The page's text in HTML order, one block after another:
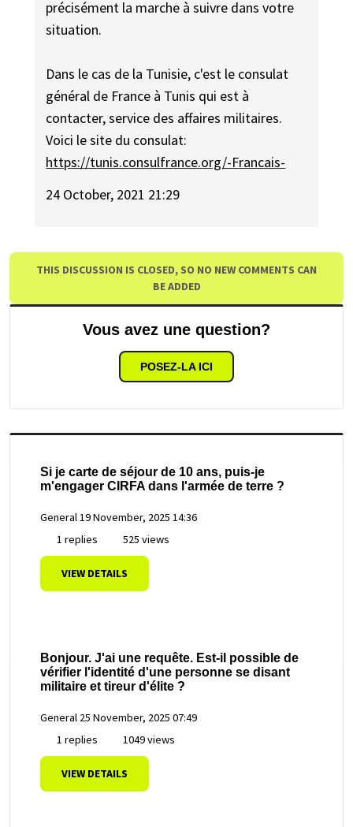
précisément la marche à suivre dans votre
situation.
Dans le cas de la Tunisie, c'est le consulat
général de France à Tunis qui est à
contacter, service des affaires militaires.
Voici le site du consulat:
https://tunis.consulfrance.org/-Francais-
24 October, 2021 21:29
THIS DISCUSSION IS CLOSED, SO NO NEW COMMENTS CAN
BE ADDED
Vous avez une question?
POSEZ-LA ICI
Si je carte de séjour de 10 ans, puis-je
m'engager CIRFA dans l'armée de terre ?
General19 November, 2025 14:36
1 replies
525 views
VIEW DETAILS
Bonjour. J'ai une requête. Est-il possible de
vérifier l'identité d'une personne se disant
militaire et tireur d'élite ?
General 25 November, 2025 07:49
1 replies
1049 views
VIEW DETAILS